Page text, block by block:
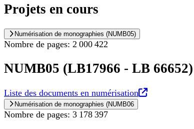
Projets en cours
Numérisation de monographies (NUMB05)
Nombre de pages: 2 000 422
NUMB05 (LB17966 - LB 66652)
Liste des documents en numérisation Nouvel onglet
Numérisation de monographies (NUMB06
Nombre de pages: 3 178 397